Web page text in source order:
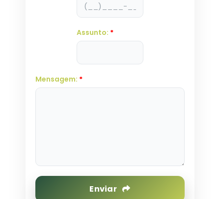
Assunto: *
Mensagem: *
Enviar